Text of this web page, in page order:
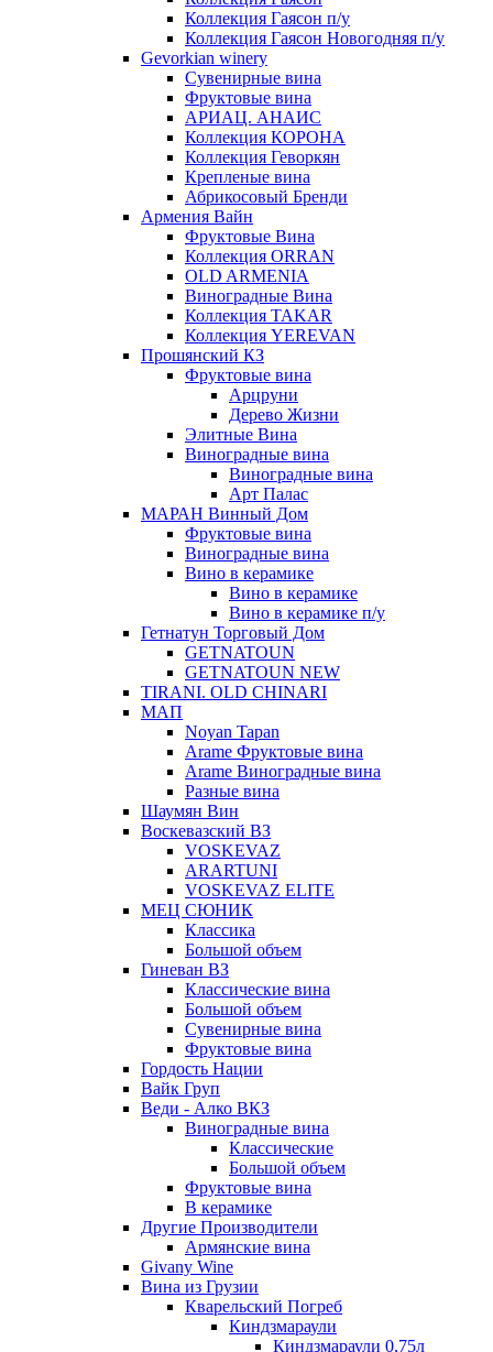
Коллекция Гаясон п/у
Коллекция Гаясон Новогодняя п/у
Gevorkian winery
Сувенирные вина
Фруктовые вина
АРИАЦ. АНАИС
Коллекция КОРОНА
Коллекция Геворкян
Крепленые вина
Абрикосовый Бренди
Армения Вайн
Фруктовые Вина
Коллекция ORRAN
OLD ARMENIA
Виноградные Вина
Коллекция TAKAR
Коллекция YEREVAN
Прошянский КЗ
Фруктовые вина
Арцруни
Дерево Жизни
Элитные Вина
Виноградные вина
Виноградные вина
Арт Палас
МАРАН Винный Дом
Фруктовые вина
Виноградные вина
Вино в керамике
Вино в керамике
Вино в керамике п/у
Гетнатун Торговый Дом
GETNATOUN
GETNATOUN NEW
TIRANI. OLD CHINARI
МАП
Noyan Tapan
Arame Фруктовые вина
Arame Виноградные вина
Разные вина
Шаумян Вин
Воскевазский ВЗ
VOSKEVAZ
ARARTUNI
VOSKEVAZ ELITE
МЕЦ СЮНИК
Классика
Большой объем
Гиневан ВЗ
Классические вина
Большой объем
Сувенирные вина
Фруктовые вина
Гордость Нации
Вайк Груп
Веди - Алко ВКЗ
Виноградные вина
Классические
Большой объем
Фруктовые вина
В керамике
Другие Производители
Армянские вина
Givany Wine
Вина из Грузии
Кварельский Погреб
Киндзмараули
Киндзмараули 0,75л